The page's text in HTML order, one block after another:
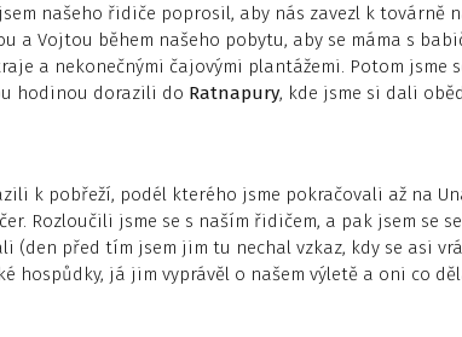
našeho řidiče poprosil, aby nás zavezl k továrně
a Vojtou během našeho pobytu, aby se máma s
a nekonečnými čajovými plantážemi. Potom jsme
hodinou dorazili do Ratnapury, kde jsme si dali
k pobřeží, podél kterého jsme pokračovali až na
Rozloučili jsme se s naším řidičem, a pak jsem se
(den před tím jsem jim tu nechal vzkaz, kdy se asi
hospůdky, já jim vyprávěl o našem výletě a oni co